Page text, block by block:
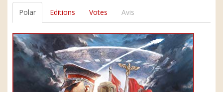
Polar Editions Votes Avis